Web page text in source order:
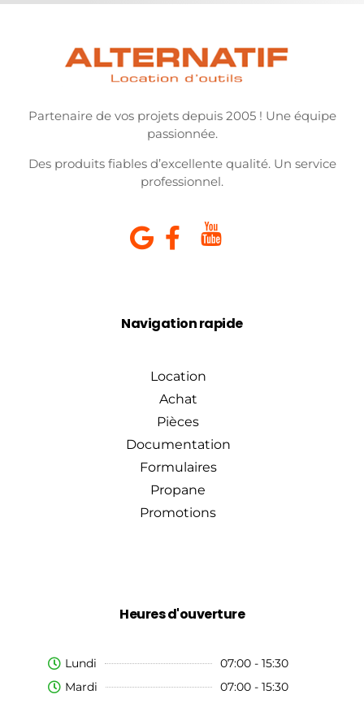
Partenaire de vos projets depuis 2005 ! Une équipe
passionnée.
Des produits fiables d’excellente qualité. Un service
professionnel.
Navigation rapide
Location
Achat
Pièces
Documentation
Formulaires
Propane
Promotions
Heures d'ouverture
Lundi
07:00 - 15:30
Mardi
07:00 - 15:30